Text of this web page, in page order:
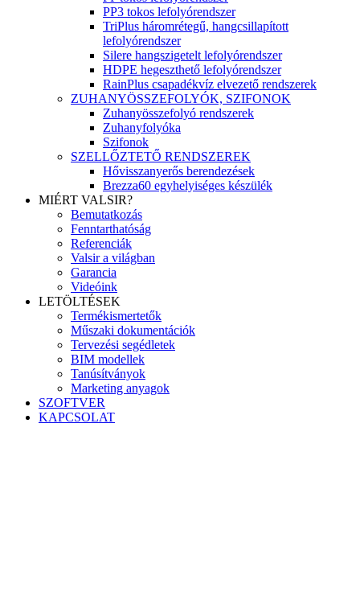
PP3 tokos lefolyórendszer
TriPlus háromrétegű, hangcsillapított
lefolyórendszer
Silere hangszigetelt lefolyórendszer
HDPE hegeszthető lefolyórendszer
RainPlus csapadékvíz elvezető rendszerek
ZUHANYÖSSZEFOLYÓK, SZIFONOK
Zuhanyösszefolyó rendszerek
Zuhanyfolyóka
Szifonok
SZELLŐZTETŐ RENDSZEREK
Hővisszanyerős berendezések
Brezza60 egyhelyiséges készülék
MIÉRT VALSIR?
Bemutatkozás
Fenntarthatóság
Referenciák
Valsir a világban
Garancia
Videóink
LETÖLTÉSEK
Termékismertetők
Műszaki dokumentációk
Tervezési segédletek
BIM modellek
Tanúsítványok
Marketing anyagok
SZOFTVER
KAPCSOLAT